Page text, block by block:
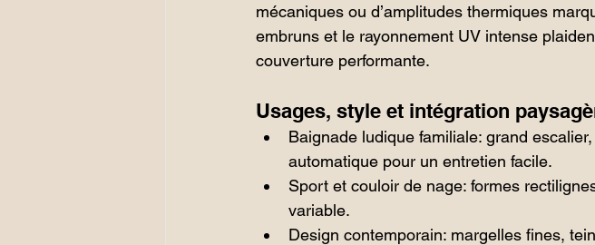
mécaniques ou d’amplitudes thermiques
embruns et le rayonnement UV intense
couverture performante.
Usages, style et intégration
Baignade ludique familiale: grand
automatique pour un entretien facile.
Sport et couloir de nage: formes
variable.
Design contemporain: margelles fines,